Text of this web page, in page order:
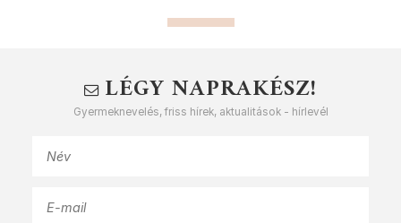
LÉGY NAPRAKÉSZ!
Gyermeknevelés, friss hírek, aktualitások - hírlevél